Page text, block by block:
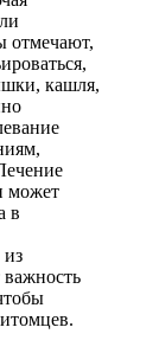
отмечают,
кашля,
может
в
из